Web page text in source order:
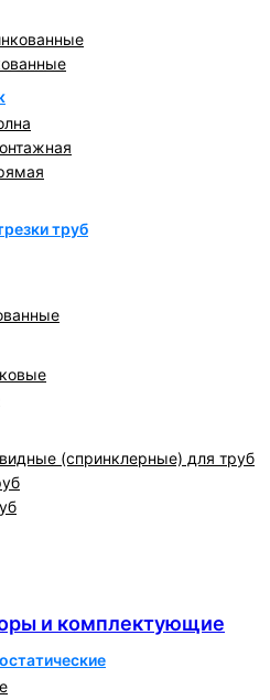
труб
(спринклерные) для труб
и комплектующие